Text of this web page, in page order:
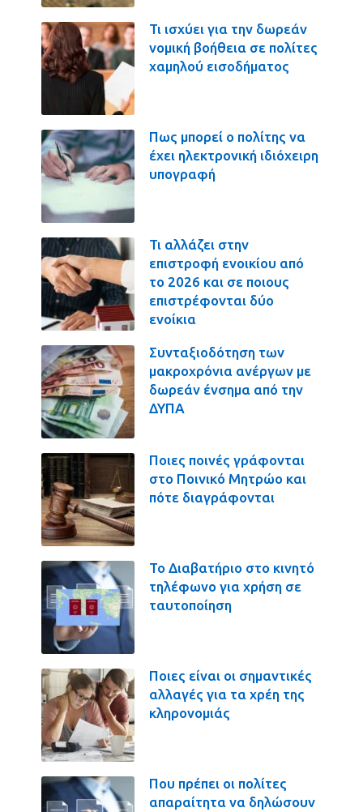
Τι ισχύει για την δωρεάν
νομική βοήθεια σε πολίτες
χαμηλού εισοδήματος
Πως μπορεί ο πολίτης να
έχει ηλεκτρονική ιδιόχειρη
υπογραφή
Τι αλλάζει στην
επιστροφή ενοικίου από
το 2026 και σε ποιους
επιστρέφονται δύο
ενοίκια
Συνταξιοδότηση των
μακροχρόνια ανέργων με
δωρεάν ένσημα από την
ΔΥΠΑ
Ποιες ποινές γράφονται
στο Ποινικό Μητρώο και
πότε διαγράφονται
Το Διαβατήριο στο κινητό
τηλέφωνο για χρήση σε
ταυτοποίηση
Ποιες είναι οι σημαντικές
αλλαγές για τα χρέη της
κληρονομιάς
Που πρέπει οι πολίτες
απαραίτητα να δηλώσουν